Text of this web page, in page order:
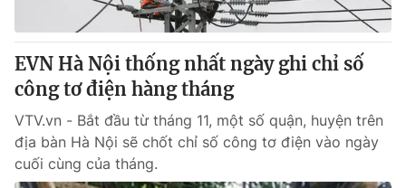
Câu chuyện quốc tế
Thị trường
Góc doanh nghiệp
Dữ liệu và đời sống
Truyền hình
Phim VTV
Hậu trường
Nhân vật
Giải trí
Điện ảnh
Đời sống
EVN Hà Nội thống nhất ngày ghi chỉ số
công tơ điện hàng tháng
VTV.vn - Bắt đầu từ tháng 11, một số quận, huyện trên
địa bàn Hà Nội sẽ chốt chỉ số công tơ điện vào ngày
cuối cùng của tháng.